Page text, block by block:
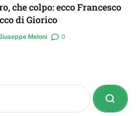
che colpo: ecco Francesco
di Giorico
Meloni 0